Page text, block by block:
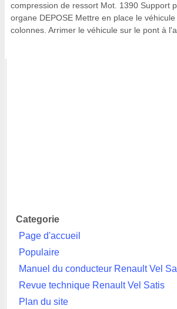
compression de ressort Mot. 1390 Support
organe DEPOSE Mettre en place le
colonnes. Arrimer le véhicule sur le pont à
Categorie
Page d'accueil
Populaire
Manuel du conducteur Renault Vel
Revue technique Renault Vel Satis
Plan du site